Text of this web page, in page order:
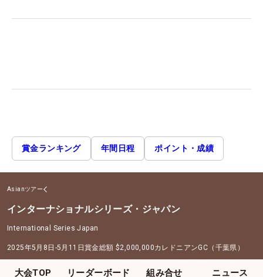
賞金ランキング 年間日程 ポイント・成績
Asianツアー
インターナショナルシリーズ・ジャパン
International Series Japan
2025年5月8日-5月11日賞金総額 $2,000,000カレドニアンGC（千葉県）
大会TOP リーダーボード 組み合せ ニュース